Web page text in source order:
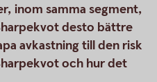
inom samma segment,
desto bättre
avkastning till den risk
och hur det